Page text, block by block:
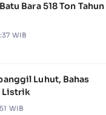
Bara 518 Ton Tahun
WIB
Luhut, Bahas
Listrik
WIB